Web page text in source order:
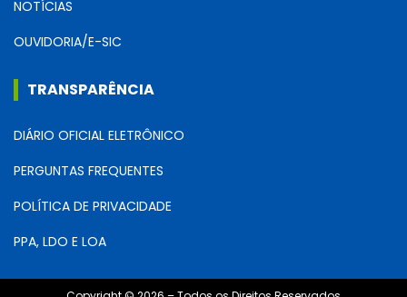
NOTÍCIAS
OUVIDORIA/E-SIC
TRANSPARÊNCIA
DIÁRIO OFICIAL ELETRÔNICO
PERGUNTAS FREQUENTES
POLÍTICA DE PRIVACIDADE
PPA, LDO E LOA